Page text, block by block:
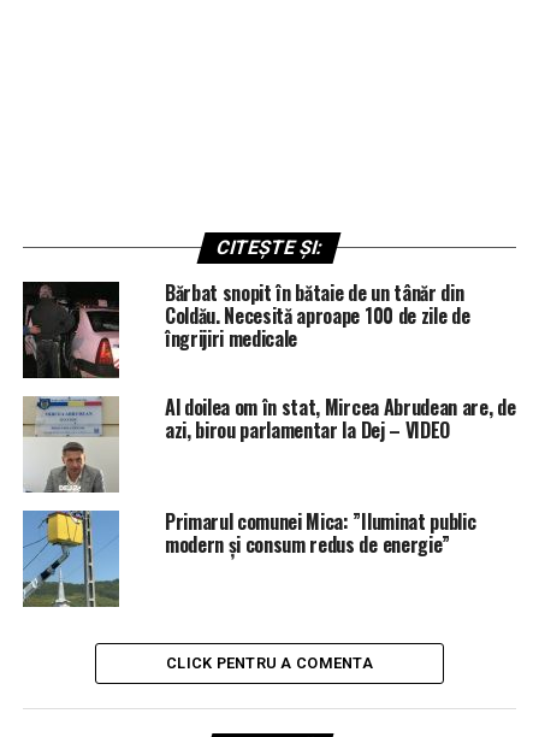
CITEȘTE ȘI:
Bărbat snopit în bătaie de un tânăr din
Coldău. Necesită aproape 100 de zile de
îngrijiri medicale
Al doilea om în stat, Mircea Abrudean are, de
azi, birou parlamentar la Dej – VIDEO
Primarul comunei Mica: ”Iluminat public
modern și consum redus de energie”
CLICK PENTRU A COMENTA